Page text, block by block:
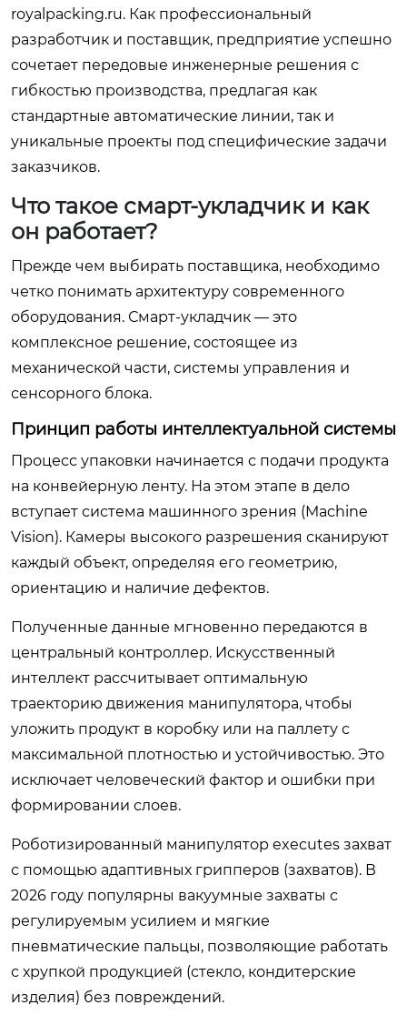
royalpacking.ru. Как профессиональный
разработчик и поставщик, предприятие успешно
сочетает передовые инженерные решения с
гибкостью производства, предлагая как
стандартные автоматические линии, так и
уникальные проекты под специфические задачи
заказчиков.
Что такое смарт-укладчик и как
он работает?
Прежде чем выбирать поставщика, необходимо
четко понимать архитектуру современного
оборудования. Смарт-укладчик — это
комплексное решение, состоящее из
механической части, системы управления и
сенсорного блока.
Принцип работы интеллектуальной системы
Процесс упаковки начинается с подачи продукта
на конвейерную ленту. На этом этапе в дело
вступает система машинного зрения (Machine
Vision). Камеры высокого разрешения сканируют
каждый объект, определяя его геометрию,
ориентацию и наличие дефектов.
Полученные данные мгновенно передаются в
центральный контроллер. Искусственный
интеллект рассчитывает оптимальную
траекторию движения манипулятора, чтобы
уложить продукт в коробку или на паллету с
максимальной плотностью и устойчивостью. Это
исключает человеческий фактор и ошибки при
формировании слоев.
Роботизированный манипулятор executes захват
с помощью адаптивных грипперов (захватов). В
2026 году популярны вакуумные захваты с
регулируемым усилием и мягкие
пневматические пальцы, позволяющие работать
с хрупкой продукцией (стекло, кондитерские
изделия) без повреждений.